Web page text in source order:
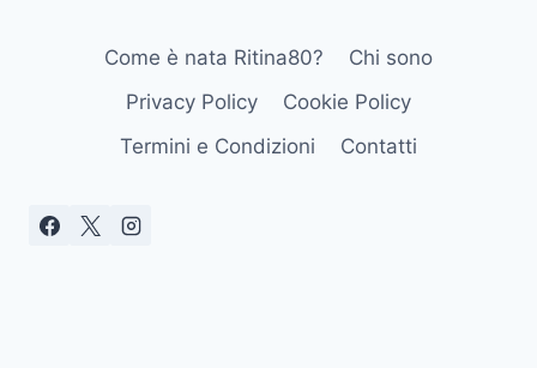
Come è nata Ritina80?
Chi sono
Privacy Policy
Cookie Policy
Termini e Condizioni
Contatti